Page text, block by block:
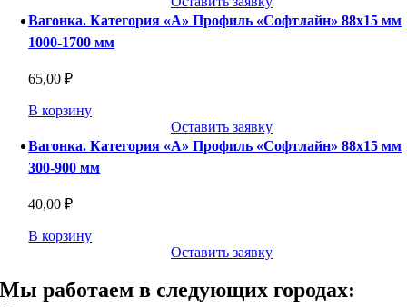
Вагонка. Категория «А» Профиль «Софтлайн» 88х15 мм
1000-1700 мм
65,00₽
В корзину
Оставить заявку
Вагонка. Категория «А» Профиль «Софтлайн» 88х15 мм
300-900 мм
40,00₽
В корзину
Оставить заявку
Мы работаем в следующих городах: